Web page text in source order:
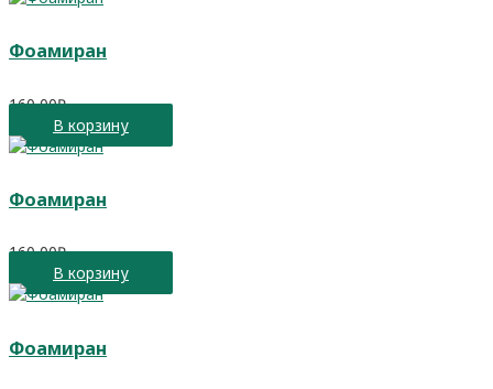
Фоамиран
160,00₽
В корзину
Фоамиран
160,00₽
В корзину
Фоамиран